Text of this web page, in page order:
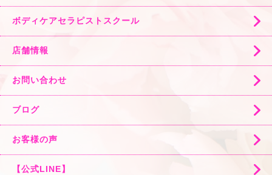
ボディケアセラピストスクール
店舗情報
お問い合わせ
ブログ
お客様の声
【公式LINE】